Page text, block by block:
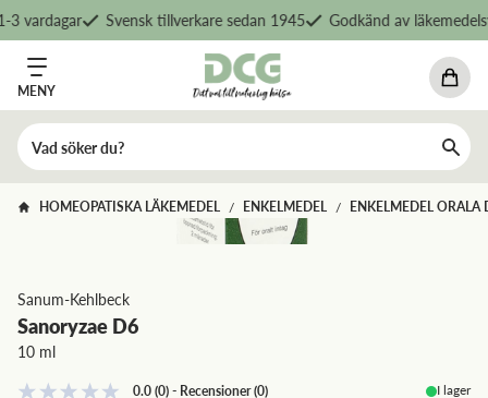
vardagar Svensk tillverkare sedan 1945 Godkänd av
MENY
HOMEOPATISKA LÄKEMEDEL / ENKELMEDEL / ENKELMEDEL ORALA
Sanum-Kehlbeck
Sanoryzae D6
10 ml
0.0(0)- Recensioner(0) I lager